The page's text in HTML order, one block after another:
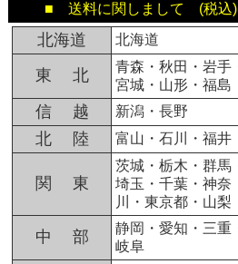
■ 送料に関しまして (税込
北海道 北海道
東 北
青森・秋田・岩手
宮城・山形・福島
信 越 新潟・長野
北 陸 富山・石川・福井
関 東
茨城・栃木・群馬
埼玉・千葉・神奈
川・東京都・山梨
中 部
静岡・愛知・三重
岐阜